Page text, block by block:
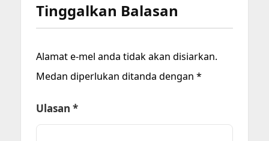
Tinggalkan Balasan
Alamat e-mel anda tidak akan disiarkan.
Medan diperlukan ditanda dengan *
Ulasan *